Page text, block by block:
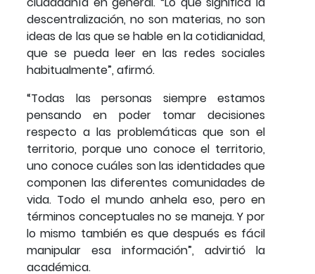
descentralización, no son materias, no son
ideas de las que se hable en la cotidianidad,
que se pueda leer en las redes sociales
habitualmente”, afirmó.
“Todas las personas siempre estamos
pensando en poder tomar decisiones
respecto a las problemáticas que son el
territorio, porque uno conoce el territorio,
uno conoce cuáles son las identidades que
componen las diferentes comunidades de
vida. Todo el mundo anhela eso, pero en
términos conceptuales no se maneja. Y por
lo mismo también es que después es fácil
manipular esa información”, advirtió la
académica.